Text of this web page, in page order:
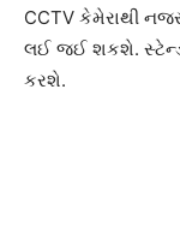
CCTV કેમેરાથી
લઈ જઈ શકશે.
કરશે.